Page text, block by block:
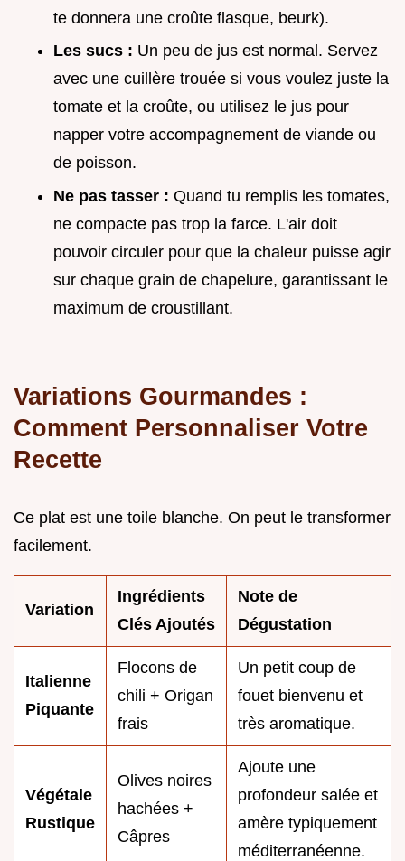
te donnera une croûte flasque, beurk).
Les sucs : Un peu de jus est normal. Servez
avec une cuillère trouée si vous voulez juste la
tomate et la croûte, ou utilisez le jus pour
napper votre accompagnement de viande ou
de poisson.
Ne pas tasser : Quand tu remplis les tomates,
ne compacte pas trop la farce. L'air doit
pouvoir circuler pour que la chaleur puisse agir
sur chaque grain de chapelure, garantissant le
maximum de croustillant.
Variations Gourmandes :
Comment Personnaliser Votre
Recette
Ce plat est une toile blanche. On peut le transformer
facilement.
Variation
Ingrédients
Clés Ajoutés
Note de
Dégustation
Italienne
Piquante
Flocons de
chili + Origan
frais
Un petit coup de
fouet bienvenu et
très aromatique.
Végétale
Rustique
Olives noires
hachées +
Câpres
Ajoute une
profondeur salée et
amère typiquement
méditerranéenne.